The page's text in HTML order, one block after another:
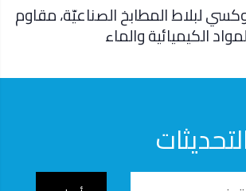
لبلاط المطابخ الصناعيّة، مقاوم
الكيميائية والماء